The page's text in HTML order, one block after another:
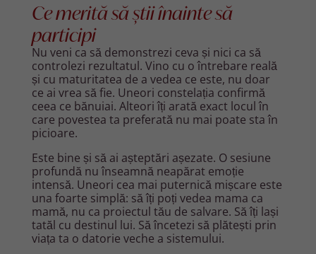
Ce merită să știi înainte să
participi
Nu veni ca să demonstrezi ceva și nici ca să
controlezi rezultatul. Vino cu o întrebare reală
și cu maturitatea de a vedea ce este, nu doar
ce ai vrea să fie. Uneori constelația confirmă
ceea ce bănuiai. Alteori îți arată exact locul în
care povestea ta preferată nu mai poate sta în
picioare.
Este bine și să ai așteptări așezate. O sesiune
profundă nu înseamnă neapărat emoție
intensă. Uneori cea mai puternică mișcare este
una foarte simplă: să îți poți vedea mama ca
mamă, nu ca proiectul tău de salvare. Să îți lași
tatăl cu destinul lui. Să încetezi să plătești prin
viața ta o datorie veche a sistemului.